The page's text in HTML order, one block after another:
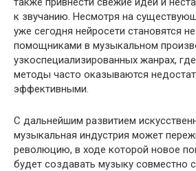
к звучанию. Несмотря на
уже сегодня нейросети становятся
помощниками в музыкальном
узкоспециализированных жанрах,
методы часто оказываются
эффективными.
С дальнейшим развитием
музыкальная индустрия может
революцию, в ходе которой новое
будет создавать музыку совместно